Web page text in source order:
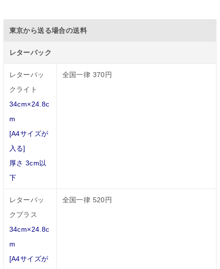
東京から送る場合の送料
レターパック
レターパッ
クライト
34cm×24.8c
m
[A4サイズが
入る]
厚さ 3cm以
下
全国一律 370円
レターパッ
クプラス
34cm×24.8c
m
[A4サイズが
全国一律 520円